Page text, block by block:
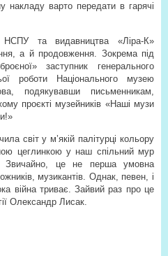
накладу варто передати в гарячі
НСПУ та видавництва «Ліра-К»
а й продовження. Зокрема під
заступник генерального
роботи Національного музею
подякувавши письменникам,
проєкті музейників «Наші музи
світ у м’якій палітурці кольору
цеглинкою у наш спільний мур
Звичайно, це не перша умовна
музикантів. Однак, певен, і
війна триває. Зайвий раз про це
Олександр Лисак.